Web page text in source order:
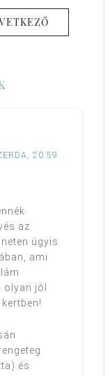
20:59
az
úgyis
ami
olyan jól
és